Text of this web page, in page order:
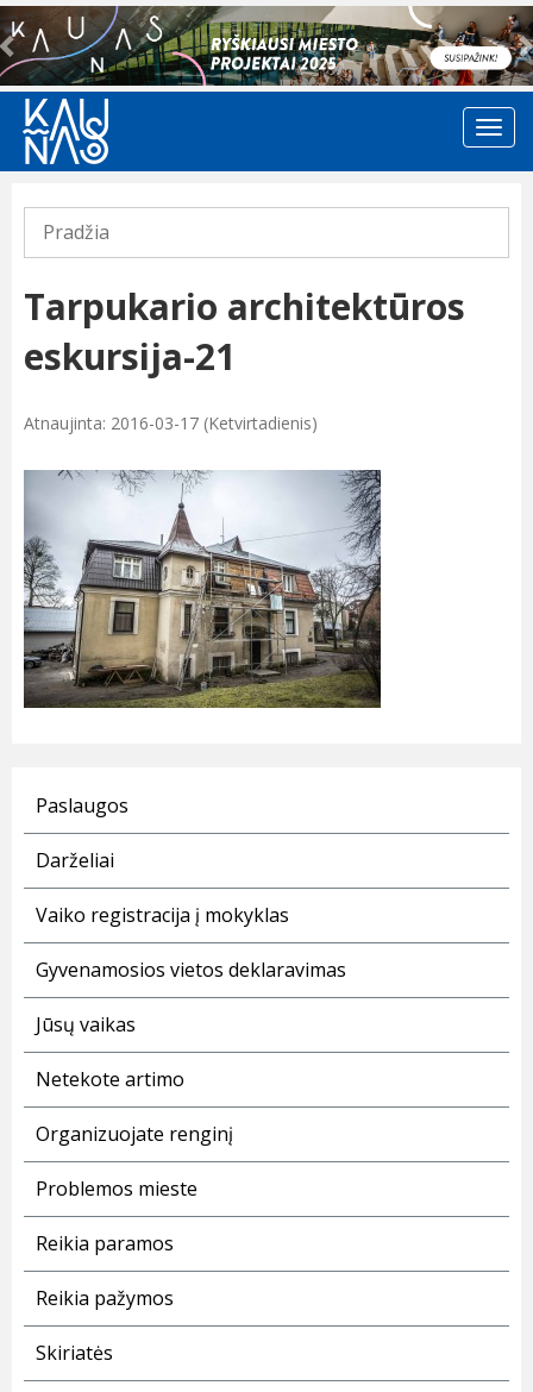
Previous
Pradžia
Tarpukario architektūros
eskursija-21
Atnaujinta: 2016-03-17 (Ketvirtadienis)
Paslaugos
Darželiai
Vaiko registracija į mokyklas
Gyvenamosios vietos deklaravimas
Jūsų vaikas
Netekote artimo
Organizuojate renginį
Problemos mieste
Reikia paramos
Reikia pažymos
Skiriatės